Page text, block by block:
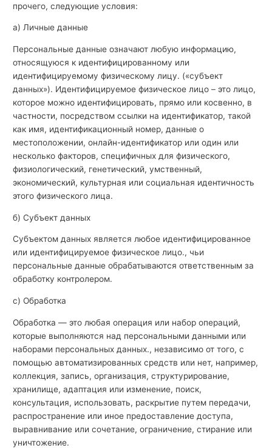
прочего, следующие условия:
а) Личные данные
Персональные данные означают любую информацию,
относящуюся к идентифицированному или
идентифицируемому физическому лицу. («субъект
данных»). Идентифицируемое физическое лицо – это лицо,
которое можно идентифицировать, прямо или косвенно, в
частности, посредством ссылки на идентификатор, такой
как имя, идентификационный номер, данные о
местоположении, онлайн-идентификатор или один или
несколько факторов, специфичных для физического,
физиологический, генетический, умственный,
экономический, культурная или социальная идентичность
этого физического лица.
б) Субъект данных
Субъектом данных является любое идентифицированное
или идентифицируемое физическое лицо., чьи
персональные данные обрабатываются ответственным за
обработку контролером.
с) Обработка
Обработка — это любая операция или набор операций,
которые выполняются над персональными данными или
наборами персональных данных., независимо от того, с
помощью автоматизированных средств или нет, например,
коллекция, запись, организация, структурирование,
хранилище, адаптация или изменение, поиск,
консультация, использовать, раскрытие путем передачи,
распространение или иное предоставление доступа,
выравнивание или сочетание, ограничение, стирание или
уничтожение.